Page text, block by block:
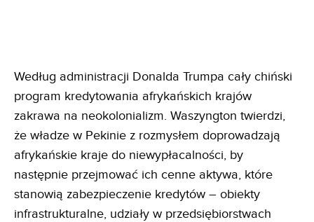
Według administracji Donalda Trumpa cały chiński
program kredytowania afrykańskich krajów
zakrawa na neokolonializm. Waszyngton twierdzi,
że władze w Pekinie z rozmysłem doprowadzają
afrykańskie kraje do niewypłacalności, by
następnie przejmować ich cenne aktywa, które
stanowią zabezpieczenie kredytów – obiekty
infrastrukturalne, udziały w przedsiębiorstwach